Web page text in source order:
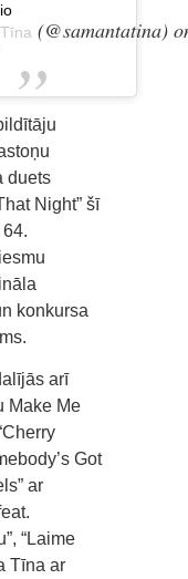
(@samantatina)
duets
Night” šī
konkursa
arī
Make Me
Got
ar
“Laime
Tīna ar